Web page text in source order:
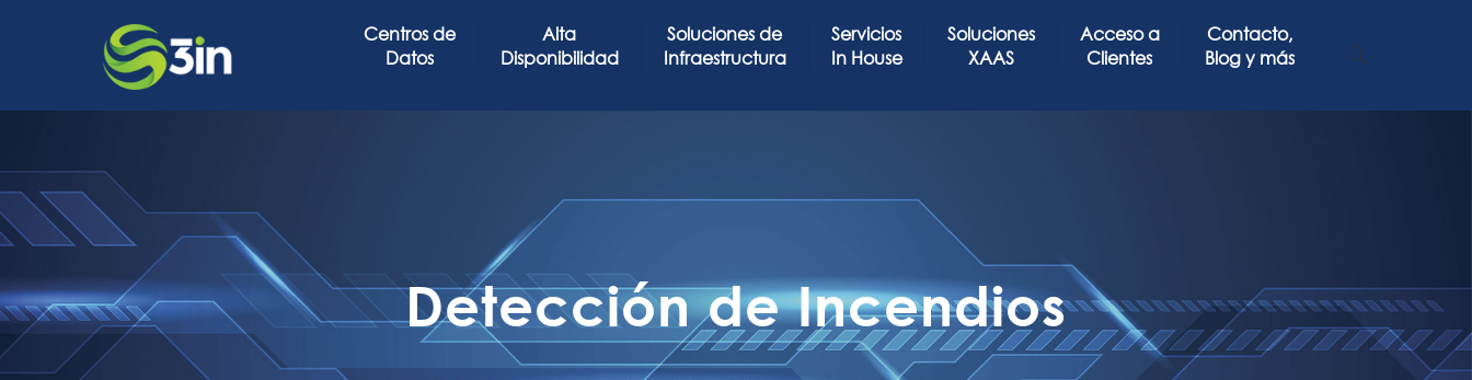
Centros de
Datos
Alta
Disponibilidad
Soluciones de
Infraestructura
Servicios
In House
Soluciones
XAAS
Acceso a
Clientes
Contacto,
Blog y más
Detección de Incendios